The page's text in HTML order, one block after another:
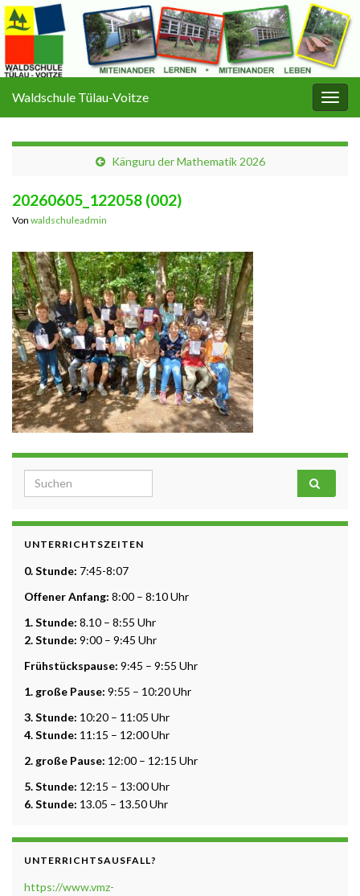
Waldschule Tülau-Voitze
Känguru der Mathematik 2026
20260605_122058 (002)
Von waldschuleadmin
Search for:
UNTERRICHTSZEITEN
0. Stunde: 7:45-8:07
Offener Anfang: 8:00 – 8:10 Uhr
1. Stunde: 8.10 – 8:55 Uhr
2. Stunde: 9:00 – 9:45 Uhr
Frühstückspause: 9:45 – 9:55 Uhr
1. große Pause: 9:55 – 10:20 Uhr
3. Stunde: 10:20 – 11:05 Uhr
4. Stunde: 11:15 – 12:00 Uhr
2. große Pause: 12:00 – 12:15 Uhr
5. Stunde: 12:15 – 13:00 Uhr
6. Stunde: 13.05 – 13.50 Uhr
UNTERRICHTSAUSFALL?
https://www.vmz-